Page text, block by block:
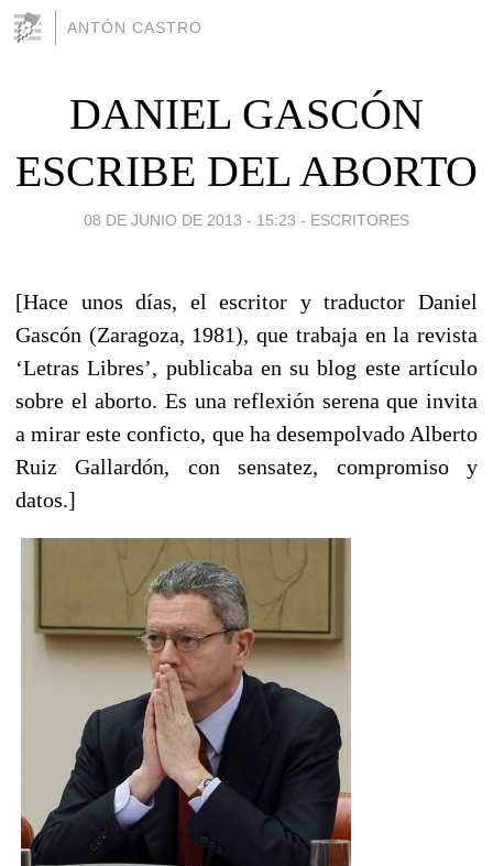
ANTÓN CASTRO
DANIEL GASCÓN
ESCRIBE DEL ABORTO
08 DE JUNIO DE 2013 - 15:23 - ESCRITORES
[Hace unos días, el escritor y traductor Daniel
Gascón (Zaragoza, 1981), que trabaja en la revista
‘Letras Libres’, publicaba en su blog este artículo
sobre el aborto. Es una reflexión serena que invita
a mirar este conficto, que ha desempolvado Alberto
Ruiz Gallardón, con sensatez, compromiso y
datos.]